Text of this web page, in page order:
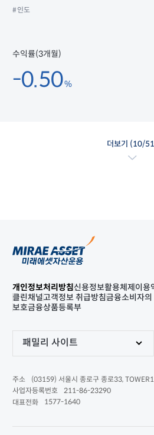
#인도
수익률(3개월)
-0.50%
더보기 (10/
개인정보처리방침신용정보활용체제 이용
클린채널고객정보 취급방침금융소비자
보호금융상품등록부
패밀리 사이트
주소
(03159) 서울시 종로구 종로33,
사업자등록번호
211-86-23290
대표전화
1577-1640